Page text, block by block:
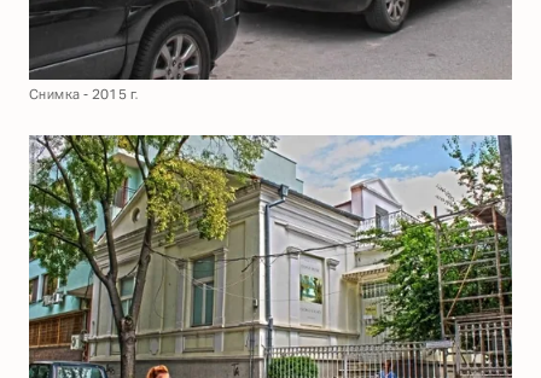
Снимка - 2015 г.